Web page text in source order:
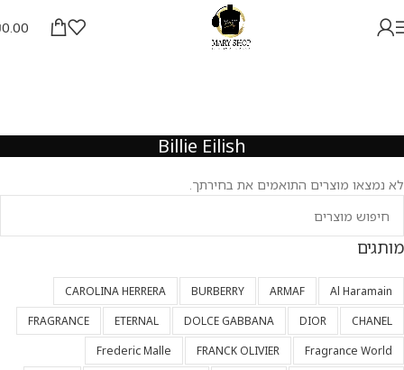
0.00
Billie Eilish
לא נמצאו מוצרים התואמים את בחירתך.
מותגים
Al Haramain
ARMAF
BURBERRY
CAROLINA HERRERA
CHANEL
DIOR
DOLCE GABBANA
ETERNAL
FRAGRANCE
Fragrance World
FRANCK OLIVIER
Frederic Malle